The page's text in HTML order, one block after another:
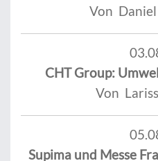
Von
CHT Group:
Von
Supima und Messe